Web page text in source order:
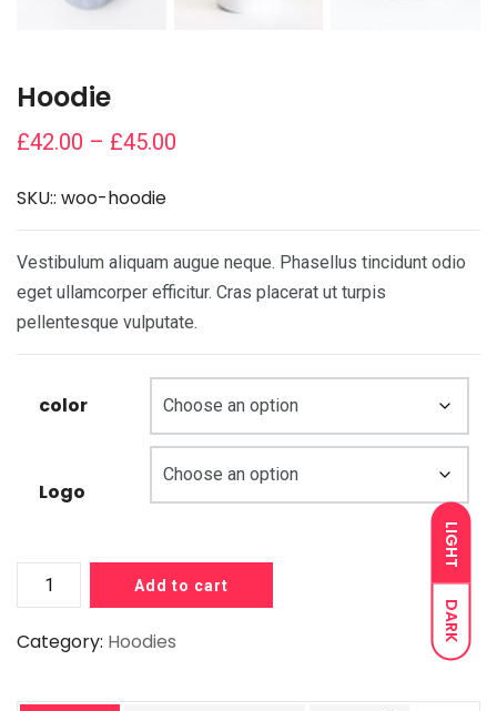
LIGHT
DARK
Hoodie
£42.00 – £45.00
through
£45.00
SKU:: woo-hoodie
Vestibulum aliquam augue neque. Phasellus tincidunt odio
eget ullamcorper efficitur. Cras placerat ut turpis
pellentesque vulputate.
color
Logo
Add to cart
Category: Hoodies